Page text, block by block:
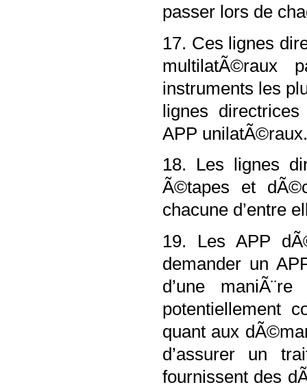
passer lors de
17. Ces lignes
multilatÃ©raux
instruments les
lignes
APP
18. Les lignes
Ã©tapes et
chacune d’entre
19. Les APP
demander un
d’une
potentiellement
quant aux
d’assurer un
fournissent des